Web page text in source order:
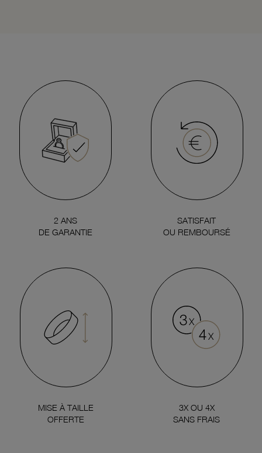
2 ANS
DE GARANTIE
SATISFAIT
OU REMBOURSÉ
MISE À TAILLE
OFFERTE
3X OU 4X
SANS FRAIS